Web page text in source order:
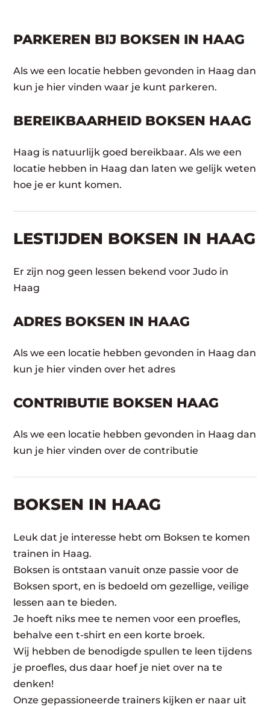
PARKEREN BIJ BOKSEN IN HAAG
Als we een locatie hebben gevonden in Haag dan
kun je hier vinden waar je kunt parkeren.
BEREIKBAARHEID BOKSEN HAAG
Haag is natuurlijk goed bereikbaar. Als we een
locatie hebben in Haag dan laten we gelijk weten
hoe je er kunt komen.
LESTIJDEN BOKSEN IN HAAG
Er zijn nog geen lessen bekend voor Judo in
Haag
ADRES BOKSEN IN HAAG
Als we een locatie hebben gevonden in Haag dan
kun je hier vinden over het adres
CONTRIBUTIE BOKSEN HAAG
Als we een locatie hebben gevonden in Haag dan
kun je hier vinden over de contributie
BOKSEN IN HAAG
Leuk dat je interesse hebt om Boksen te komen
trainen in Haag.
Boksen is ontstaan vanuit onze passie voor de
Boksen sport, en is bedoeld om gezellige, veilige
lessen aan te bieden.
Je hoeft niks mee te nemen voor een proefles,
behalve een t-shirt en een korte broek.
Wij hebben de benodigde spullen te leen tijdens
je proefles, dus daar hoef je niet over na te
denken!
Onze gepassioneerde trainers kijken er naar uit